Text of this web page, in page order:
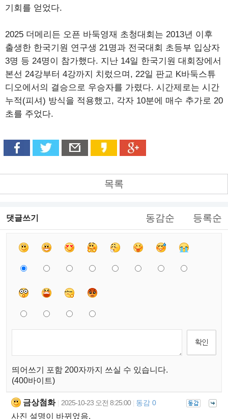
기회를 얻었다.
2025 더메리든 오픈 바둑영재 초청대회는 2013년 이후
출생한 한국기원 연구생 21명과 전국대회 초등부 입상자
3명 등 24명이 참가했다. 지난 14일 한국기원 대회장에서
본선 24강부터 4강까지 치렀으며, 22일 판교 K바둑스튜
디오에서의 결승으로 우승자를 가렸다. 시간제로는 시간
누적(피셔) 방식을 적용했고, 각자 10분에 매수 추가로 20
초를 주었다.
목록
댓글쓰기 동감순 등록순
띄어쓰기 포함 200자까지 쓰실 수 있습니다.
(400바이트)
금상첨화 2025-10-23 오전 8:25:00 동감 0
사진 설명이 바뀌었음.